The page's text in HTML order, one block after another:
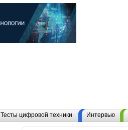
Тесты цифровой техники Интервью